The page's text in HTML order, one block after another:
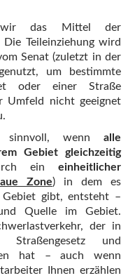
wir das Mittel der
Die Teileinziehung wird
Senat (zuletzt in der
um bestimmte
oder einer Straße
Umfeld nicht geeignet
sinnvoll, wenn alle
Gebiet gleichzeitig
ein einheitlicher
Zone) in dem es
gibt, entsteht –
Quelle im Gebiet.
der in
Straßengesetz und
hat – auch wenn
Ihnen erzählen